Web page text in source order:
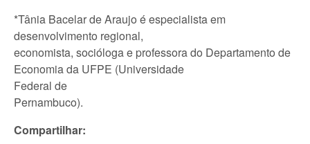
*Tânia Bacelar de Araujo é especialista em
desenvolvimento regional,
economista, socióloga e professora do Departamento de
Economia da UFPE (Universidade
Federal de
Pernambuco).
Compartilhar: